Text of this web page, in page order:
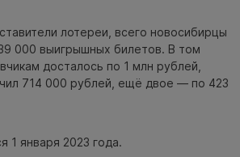
лотереи, всего новосибирцы
000 выигрышных билетов. В том
досталось по 1 млн рублей,
714 000 рублей, ещё двое — по 423
1 января 2023 года.